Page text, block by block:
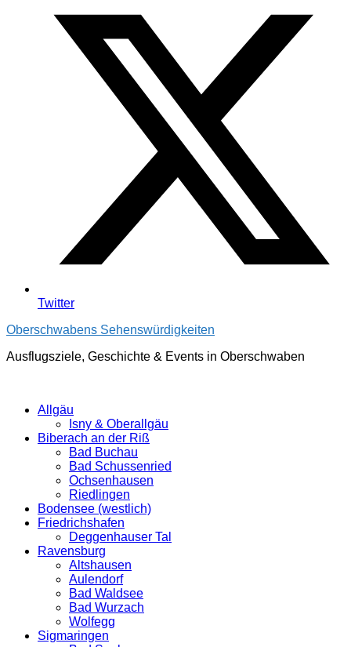
Twitter
Oberschwabens Sehenswürdigkeiten
Ausflugsziele, Geschichte & Events in Oberschwaben
Allgäu
Isny & Oberallgäu
Biberach an der Riß
Bad Buchau
Bad Schussenried
Ochsenhausen
Riedlingen
Bodensee (westlich)
Friedrichshafen
Deggenhauser Tal
Ravensburg
Altshausen
Aulendorf
Bad Waldsee
Bad Wurzach
Wolfegg
Sigmaringen